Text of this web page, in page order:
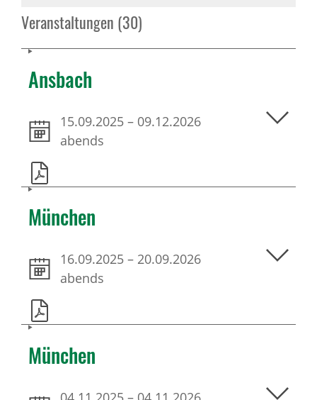
Veranstaltungen (30)
Ansbach
15.09.2025 – 09.12.2026
abends
München
16.09.2025 – 20.09.2026
abends
München